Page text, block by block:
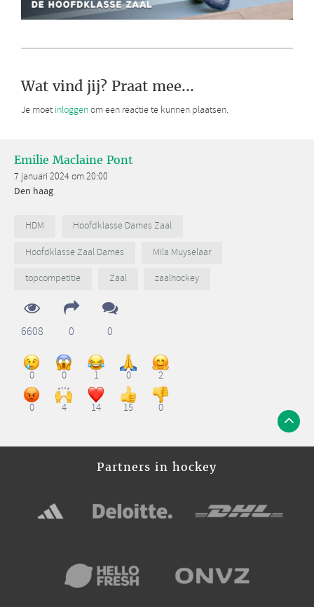
Wat vind jij? Praat mee...
Je moet inloggenom een reactie te kunnen plaatsen.
Emilie Maclaine Pont
7 januari 2024 om 20:00
Den haag
HDM
Hoofdklasse Dames Zaal
Hoofdklasse Zaal Dames
Mila Muyselaar
topcompetitie
Zaal zaalhockey
6608 0 0
0 0 1 0 2
0 4 14 15 0
Partners in hockey